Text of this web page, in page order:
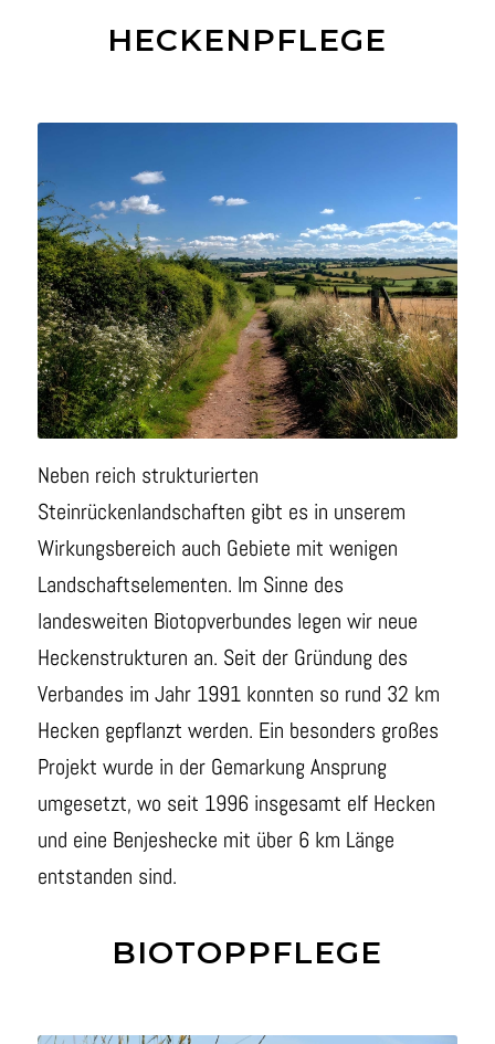
HECKENPFLEGE
Neben reich strukturierten
Steinrückenlandschaften gibt es in unserem
Wirkungsbereich auch Gebiete mit wenigen
Landschaftselementen. Im Sinne des
landesweiten Biotopverbundes legen wir neue
Heckenstrukturen an. Seit der Gründung des
Verbandes im Jahr 1991 konnten so rund 32 km
Hecken gepflanzt werden. Ein besonders großes
Projekt wurde in der Gemarkung Ansprung
umgesetzt, wo seit 1996 insgesamt elf Hecken
und eine Benjeshecke mit über 6 km Länge
entstanden sind.
BIOTOPPFLEGE